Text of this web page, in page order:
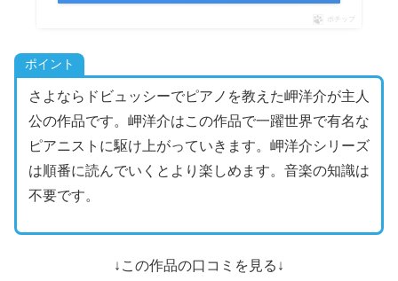
ポチップ
ポイント
さよならドビュッシーでピアノを教えた岬洋介が主人
公の作品です。岬洋介はこの作品で一躍世界で有名な
ピアニストに駆け上がっていきます。岬洋介シリーズ
は順番に読んでいくとより楽しめます。音楽の知識は
不要です。
↓この作品の口コミを見る↓